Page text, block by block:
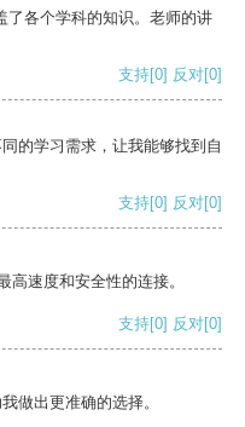
了各个学科的知识。老师的讲
支持[0] 反对[0]
的学习需求，让我能够找到自
支持[0] 反对[0]
速度和安全性的连接。
支持[0] 反对[0]
做出更准确的选择。